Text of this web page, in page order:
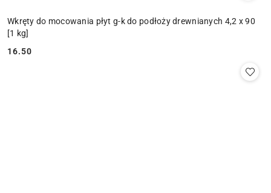
Wkręty do mocowania płyt g-k do podłoży drewnianych 4,2 x 90
[1 kg]
Cena:
16.50